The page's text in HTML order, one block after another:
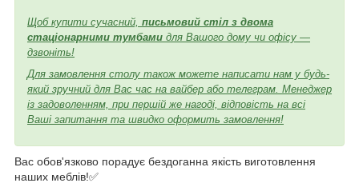
Щоб купити сучасний, письмовий стіл з двома
стаціонарними тумбами для Вашого дому чи офісу —
дзвоніть!
Для замовлення столу також можете написати нам у будь-
який зручний для Вас час на вайбер або телеграм. Менеджер
із задоволенням, при першій же нагоді, відповість на всі
Ваші запитання та швидко оформить замовлення!
Вас обов'язково порадує бездоганна якість виготовлення
наших меблів!✅